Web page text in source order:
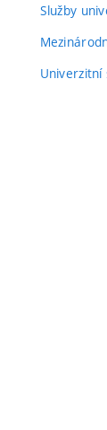
Služby
Univerzitní